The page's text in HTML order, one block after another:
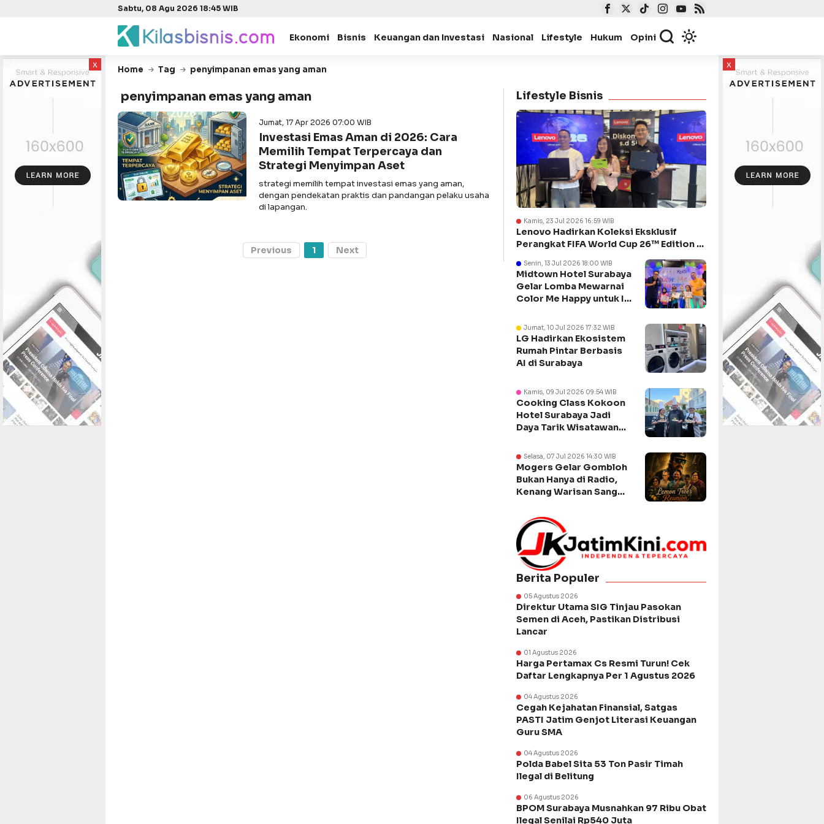
Sabtu, 08 Agu 2026 18:45 WIB
Ekonomi Bisnis Keuangan dan Investasi Nasional Lifestyle Hukum Opini
x x
Home Tag penyimpanan emas yang aman
penyimpanan emas yang aman
Jumat, 17 Apr 2026 07:00 WIB
Investasi Emas Aman di 2026: Cara
Memilih Tempat Terpercaya dan
Strategi Menyimpan Aset
strategi memilih tempat investasi emas yang aman,
dengan pendekatan praktis dan pandangan pelaku usaha
di lapangan.
Previous 1 Next
Lifestyle Bisnis
Kamis, 23 Jul 2026 16:59 WIB
Lenovo Hadirkan Koleksi Eksklusif
Perangkat FIFA World Cup 26™ Edition di
Senin, 13 Jul 2026 18:00 WIB
Midtown Hotel Surabaya
Gelar Lomba Mewarnai
Color Me Happy untuk Isi
Jumat, 10 Jul 2026 17:32 WIB
LG Hadirkan Ekosistem
Rumah Pintar Berbasis
AI di Surabaya
Kamis, 09 Jul 2026 09:54 WIB
Cooking Class Kokoon
Hotel Surabaya Jadi
Daya Tarik Wisatawan
Selasa, 07 Jul 2026 14:30 WIB
Mogers Gelar Gombloh
Bukan Hanya di Radio,
Kenang Warisan Sang
Berita Populer
05 Agustus 2026
Direktur Utama SIG Tinjau Pasokan
Semen di Aceh, Pastikan Distribusi
Lancar
01 Agustus 2026
Harga Pertamax Cs Resmi Turun! Cek
Daftar Lengkapnya Per 1 Agustus 2026
04 Agustus 2026
Cegah Kejahatan Finansial, Satgas
PASTI Jatim Genjot Literasi Keuangan
Guru SMA
04 Agustus 2026
Polda Babel Sita 53 Ton Pasir Timah
Ilegal di Belitung
06 Agustus 2026
BPOM Surabaya Musnahkan 97 Ribu Obat
Ilegal Senilai Rp540 Juta